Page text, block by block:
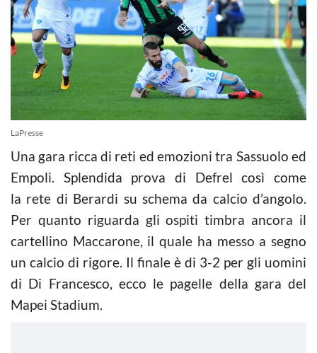
LaPresse
Una gara ricca di reti ed emozioni tra Sassuolo ed
Empoli. Splendida prova di Defrel così come
la rete di Berardi su schema da calcio d’angolo.
Per quanto riguarda gli ospiti timbra ancora il
cartellino Maccarone, il quale ha messo a segno
un calcio di rigore. Il finale è di 3-2 per gli uomini
di Di Francesco, ecco le pagelle della gara del
Mapei Stadium.